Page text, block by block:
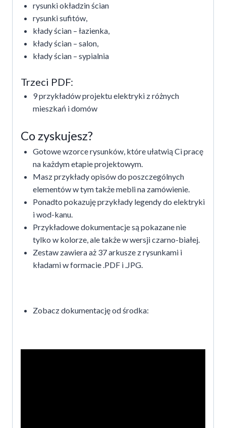
rysunki okładzin ścian
rysunki sufitów,
kłady ścian – łazienka,
kłady ścian – salon,
kłady ścian – sypialnia
Trzeci PDF:
9 przykładów projektu elektryki z różnych
mieszkań i domów
Co zyskujesz?
Gotowe wzorce rysunków, które ułatwią Ci pracę
na każdym etapie projektowym.
Masz przykłady opisów do poszczególnych
elementów w tym także mebli na zamówienie.
Ponadto pokazuję przykłady legendy do elektryki
i wod-kanu.
Przykładowe dokumentacje są pokazane nie
tylko w kolorze, ale także w wersji czarno-białej.
Zestaw zawiera aż 37 arkusze z rysunkami i
kładami w formacie .PDF i .JPG.
Zobacz dokumentację od środka: